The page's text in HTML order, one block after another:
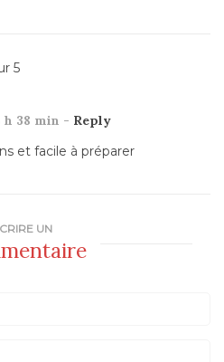
5
38 min - Reply
et facile à préparer
UN